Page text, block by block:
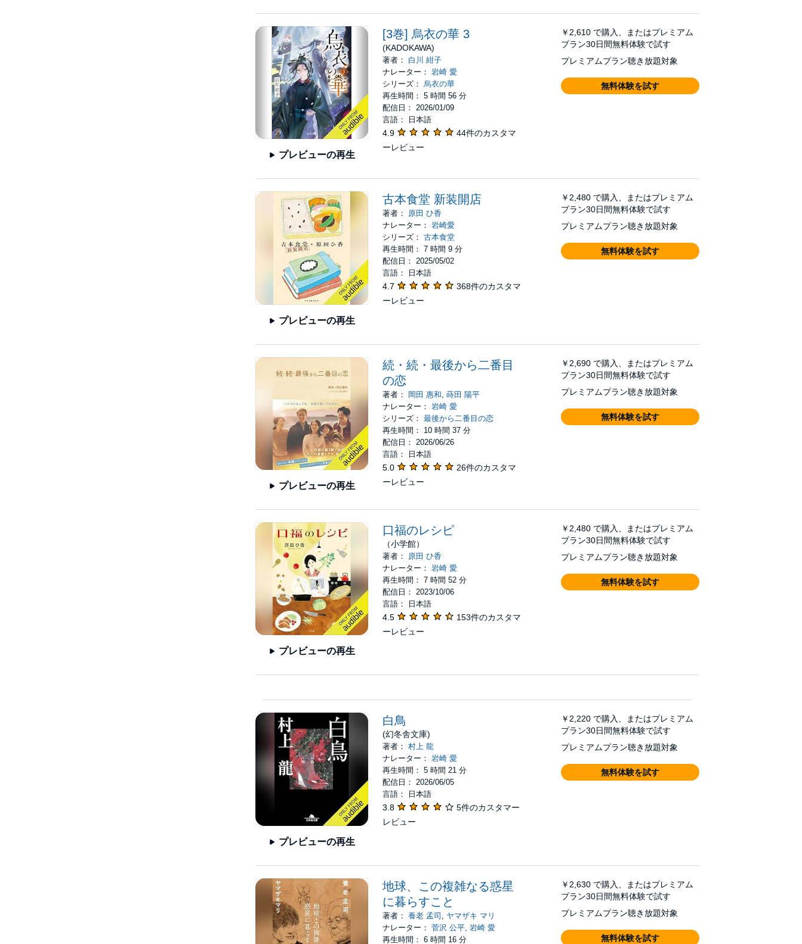
プレビューの再生
[3巻] 烏衣の華 3
(KADOKAWA)
著者： 白川 紺子
ナレーター：岩崎 愛
シリーズ： 烏衣の華
再生時間： 5 時間 56 分
配信日： 2026/01/09
言語： 日本語
4.9
44件のカスタマ
ーレビュー
￥2,610 で購入、またはプレミアム
プラン30日間無料体験で試す
プレミアムプラン聴き放題対象
無料体験を試す
プレビューの再生
古本食堂 新装開店
著者： 原田 ひ香
ナレーター：岩崎愛
シリーズ：古本食堂
再生時間： 7 時間 9 分
配信日： 2025/05/02
言語： 日本語
4.7
368件のカスタマ
ーレビュー
￥2,480 で購入、またはプレミアム
プラン30日間無料体験で試す
プレミアムプラン聴き放題対象
無料体験を試す
プレビューの再生
続・続・最後から二番目
の恋
著者： 岡田 惠和 ,蒔田 陽平
ナレーター：岩崎 愛
シリーズ：最後から二番目の恋
再生時間： 10 時間 37 分
配信日： 2026/06/26
言語： 日本語
5.0
26件のカスタマ
ーレビュー
￥2,690 で購入、またはプレミアム
プラン30日間無料体験で試す
プレミアムプラン聴き放題対象
無料体験を試す
プレビューの再生
口福のレシピ
（小学館）
著者：
原田 ひ香
ナレーター：岩崎 愛
再生時間： 7 時間 52 分
配信日： 2023/10/06
言語： 日本語
4.5
153件のカスタマ
ーレビュー
￥2,480 で購入、またはプレミアム
プラン30日間無料体験で試す
プレミアムプラン聴き放題対象
無料体験を試す
プレビューの再生
白鳥
(幻冬舎文庫)
著者：村上 龍
ナレーター：岩崎 愛
再生時間： 5 時間 21 分
配信日： 2026/06/05
言語： 日本語
3.8
5件のカスタマー
レビュー
￥2,220 で購入、またはプレミアム
プラン30日間無料体験で試す
プレミアムプラン聴き放題対象
無料体験を試す
地球、この複雑なる惑星
に暮らすこと
著者：養老 孟司
ヤマザキ マリ
ナレーター：菅沢 公平 ,岩崎 愛
再生時間： 6 時間 16 分
￥2,630 で購入、またはプレミアム
プラン30日間無料体験で試す
プレミアムプラン聴き放題対象
無料体験を試す